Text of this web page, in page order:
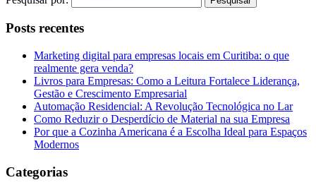
Posts recentes
Marketing digital para empresas locais em Curitiba: o que
realmente gera venda?
Livros para Empresas: Como a Leitura Fortalece Liderança,
Gestão e Crescimento Empresarial
Automação Residencial: A Revolução Tecnológica no Lar
Como Reduzir o Desperdício de Material na sua Empresa
Por que a Cozinha Americana é a Escolha Ideal para Espaços
Modernos
Categorias